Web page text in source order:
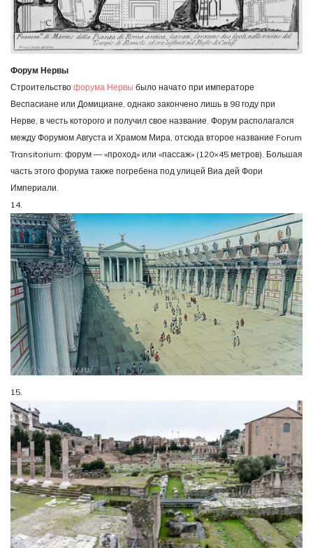
Форум Нервы
Строительство форума Нервы было начато при императоре
Веспасиане или Домициане, однако закончено лишь в 98 году при
Нерве, в честь которого и получил свое название. Форум располагался
между Форумом Августа и Храмом Мира, отсюда второе название Forum
Transitorium: форум — «проход» или «пассаж» (120×45 метров). Большая
часть этого форума также погребена под улицей Виа дей Фори
Империали.
14.
15.